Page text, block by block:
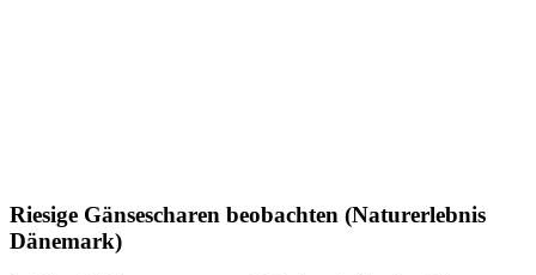
Riesige Gänsescharen beobachten (Naturerlebnis
Dänemark)